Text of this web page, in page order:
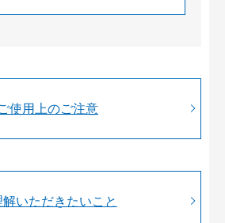
使用上のご注意
解いただきたいこと